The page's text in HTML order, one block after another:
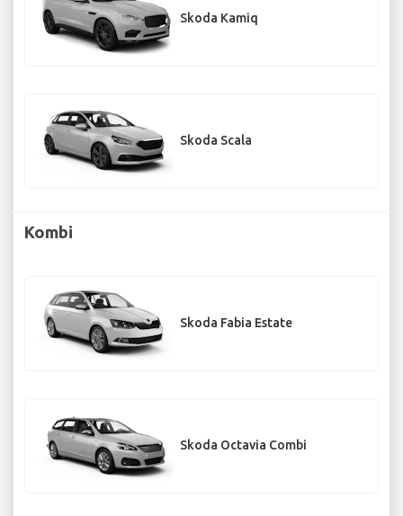
Skoda Kamiq
Skoda Scala
Kombi
Skoda Fabia Estate
Skoda Octavia Combi